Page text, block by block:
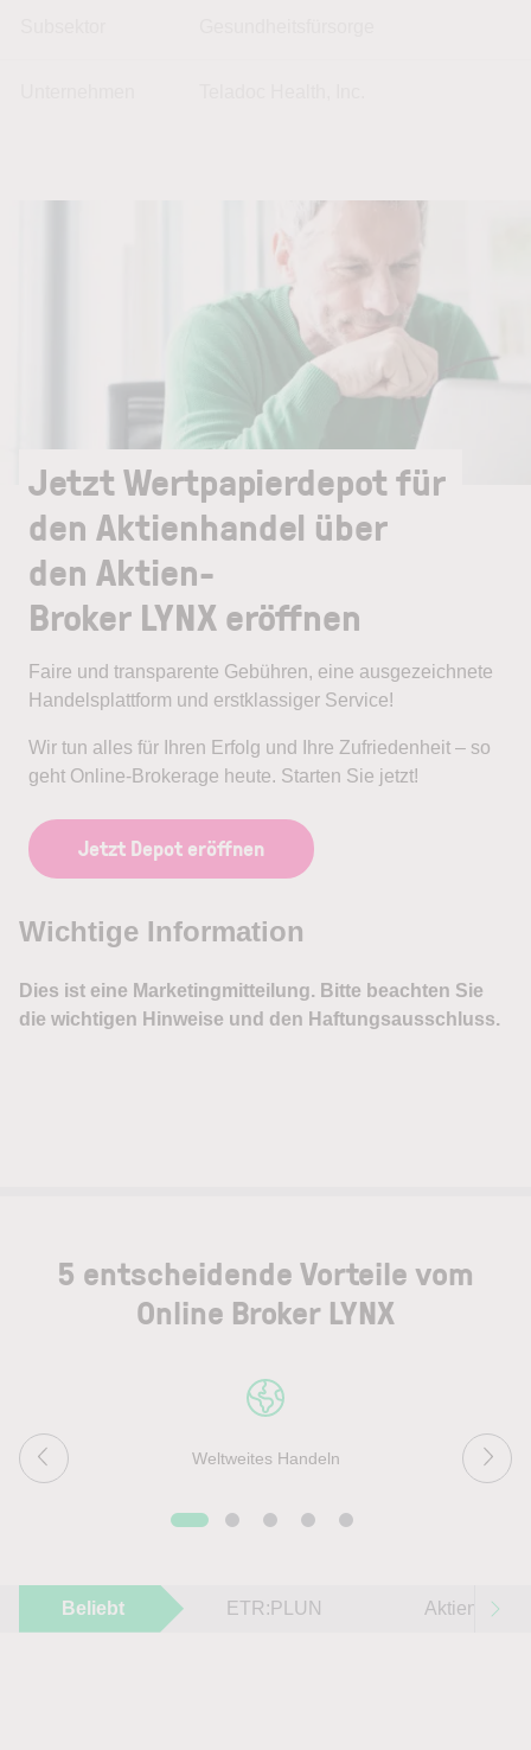
Jetzt Wertpapierdepot für
den Aktienhandel über
den Aktien-
Broker LYNX eröffnen
Faire und transparente Gebühren, eine ausgezeichnete
Handelsplattform und erstklassiger Service!
Wir tun alles für Ihren Erfolg und Ihre Zufriedenheit – so
geht Online-Brokerage heute. Starten Sie jetzt!
Jetzt Depot eröffnen
5 entscheidende Vorteile vom
Online Broker LYNX
Weltweites Handeln
Beliebt ETR:PLUN Aktien im